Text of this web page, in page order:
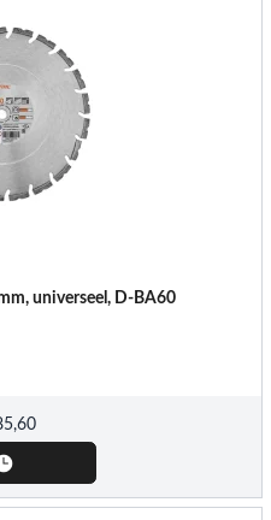
universeel, D-BA60